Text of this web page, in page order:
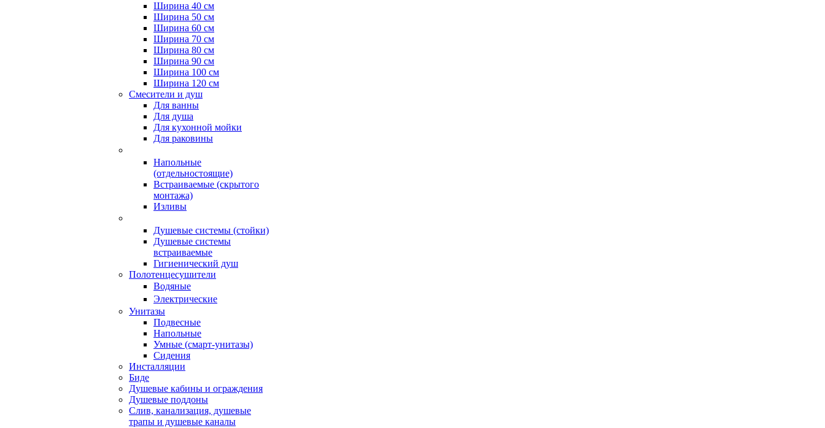
Ширина 40 см
Ширина 50 см
Ширина 60 см
Ширина 70 см
Ширина 80 см
Ширина 90 см
Ширина 100 см
Ширина 120 см
Смесители и душ
Для ванны
Для душа
Для кухонной мойки
Для раковины
Напольные
(отдельностоящие)
Встраиваемые (скрытого
монтажа)
Изливы
Душевые системы (стойки)
Душевые системы
встраиваемые
Гигиенический душ
Полотенцесушители
ㅤВодяные
ㅤЭлектрические
Унитазы
Подвесные
Напольные
Умные (смарт-унитазы)
Сидения
Инсталляции
Биде
Душевые кабины и ограждения
Душевые поддоны
Слив, канализация, душевые
трапы и душевые каналы